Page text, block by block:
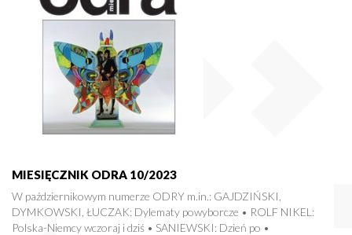
MIESIĘCZNIK ODRA 10/2023
W październikowym numerze ODRY m.in.: GAJDZIŃSKI,
DYMKOWSKI, ŁUCZAK: Dylematy powyborcze • ROLF NIKEL:
Polska-Niemcy wczoraj i dziś • SANIEWSKI: Dzień po •